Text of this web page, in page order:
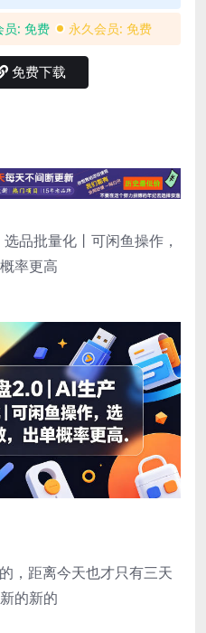
员: 免费 永久会员: 免费
免费下载
品批量化丨可闲鱼操作，
率更高
，距离今天也才只有三天
的新的